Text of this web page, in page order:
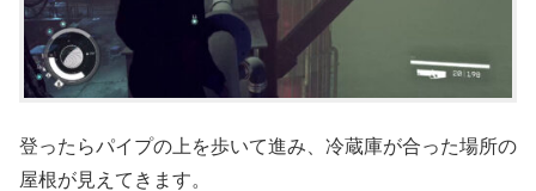
登ったらパイプの上を歩いて進み、冷蔵庫が合った場所の
屋根が見えてきます。